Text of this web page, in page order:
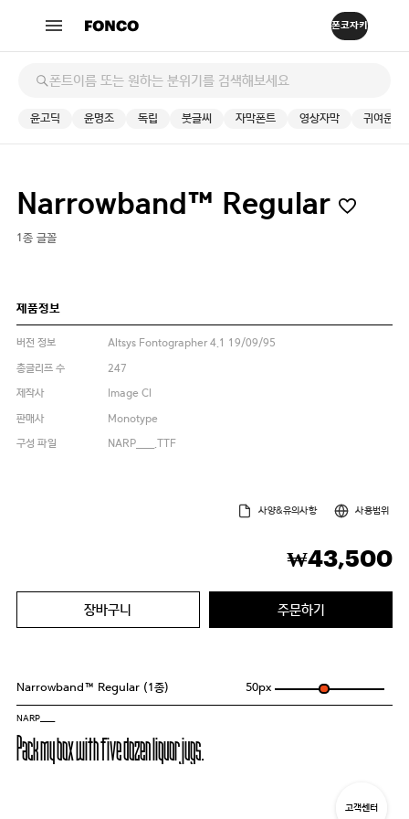
윤고딕 윤명조 독립 붓글씨 자막폰트 영상자막 귀여운
Narrowband™ Regular
1종 글꼴
제품정보
버전 정보
Altsys Fontographer 4.1 19/09/95
총글리프 수
247
제작사
Image Cl
판매사
Monotype
구성 파일
NARP____.TTF
사양&유의사항 사용범위
₩43,500
장바구니 주문하기
Narrowband™ Regular (1종) 50px
NARP____
Pack my box with five dozen liquor jugs.
고객센터